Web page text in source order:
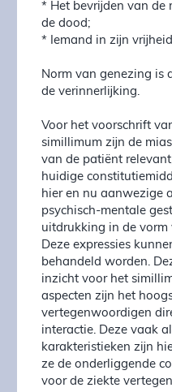
* Het bevrijden van de
de dood;
* Iemand in zijn
Norm van genezing is
de verinnerlijking.
Voor het voorschrift
simillimum zijn de
van de patiënt
huidige
hier en nu aanwezige
psychisch-mentale
uitdrukking in de vorm
Deze expressies
behandeld worden.
inzicht voor het
aspecten zijn het
vertegenwoordigen
interactie. Deze vaak
karakteristieken zijn
ze de onderliggende
voor de ziekte